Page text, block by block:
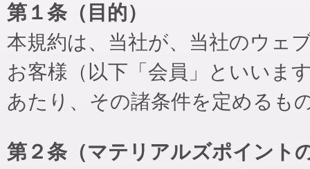
第１条（目的）
本規約は、当社が、当社のウェ
お客様（以下「会員」といいま
あたり、その諸条件を定めるも
第２条（マテリアルズポイント